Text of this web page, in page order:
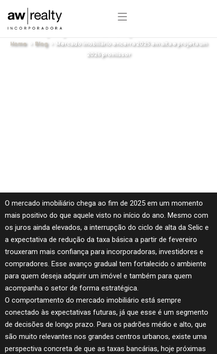
Mercado imobiliário encerra 2025 em alta
e projeta um 2026 promissor
Home> Blog> Mercado imobiliário encerra 2025 em alta e projeta um
2026 promissor
O mercado imobiliário chega ao fim de 2025 em um momento
mais positivo do que aquele visto no início do ano. Mesmo com
os juros ainda elevados, a interrupção do ciclo de alta da Selic e
a expectativa de redução da taxa básica a partir de fevereiro
trouxeram mais confiança para incorporadoras, investidores e
compradores. Esse avanço gradual tem fortalecido o ambiente
para quem deseja adquirir um imóvel e também para quem
acompanha o setor de forma estratégica.
O comportamento do mercado imobiliário está sempre
conectado às expectativas futuras, já que esse é um segmento
de decisões de longo prazo. Para os padrões médio e alto, que
são muito relevantes nos grandes centros urbanos, existe uma
perspectiva concreta de que as taxas bancárias, hoje próximas